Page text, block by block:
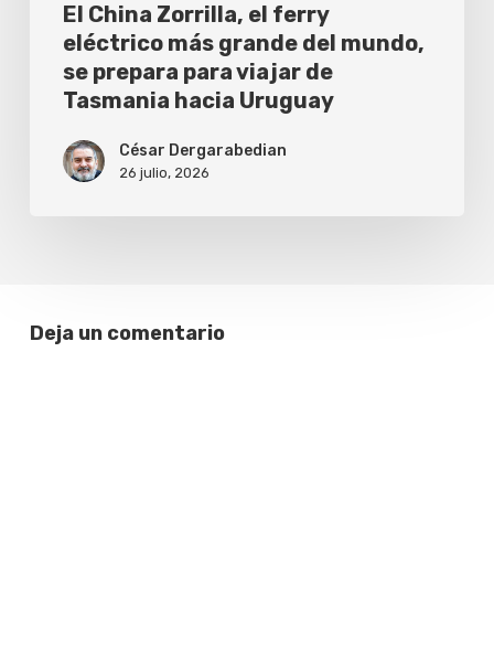
prepara
para
viajar
Tasmania
El China Zorrilla, el ferry
eléctrico más grande del mundo,
se prepara para viajar de
Tasmania hacia Uruguay
César Dergarabedian
26 julio, 2026
Deja un comentario